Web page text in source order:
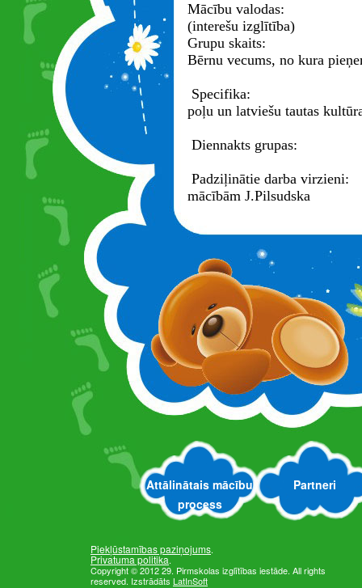
Mācību valodas:
(interešu izglītība)
Grupu skaits:
Bērnu vecums, no kura
Specifika:
poļu un latviešu tautas
Diennakts grupas:
Padziļinātie darba virzieni:
mācībām J.Pilsudska
Attālinātais mācību
process
Partneri
Piekļūstamības paziņojums.
Privatuma politika.
Copyright © 2012 29. Pirmskolas izglītības iestāde. All rights
reserved. Izstrādāts LatInSoft